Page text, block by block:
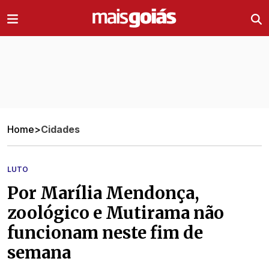
Home>Cidades
LUTO
Por Marília Mendonça,
zoológico e Mutirama não
funcionam neste fim de
semana